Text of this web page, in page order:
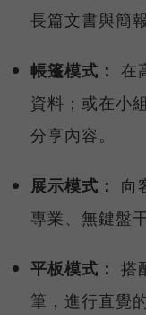
長篇文書與簡
帳篷模式： 在
資料；或在小
分享內容。
展示模式：
向
專業、無鍵盤
平板模式： 搭
筆，進行直覺